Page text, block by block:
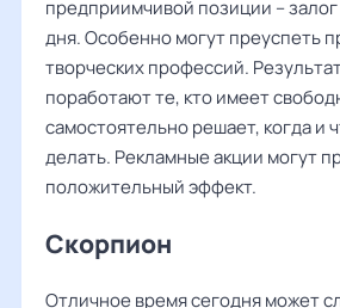
предприимчивой позиции – залог
дня. Особенно могут преуспеть
творческих профессий.
поработают те, кто имеет
самостоятельно решает, когда и
делать. Рекламные акции могут
положительный эффект.
Скорпион
Отличное время сегодня может